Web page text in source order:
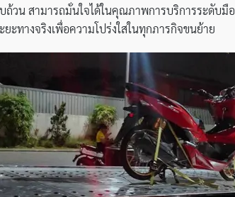
บถ้วน สามารถมั่นใจได้ในคุณภาพการบริการระดั
ะทางจริงเพื่อความโปร่งใสในทุกภารกิจขนย้าย